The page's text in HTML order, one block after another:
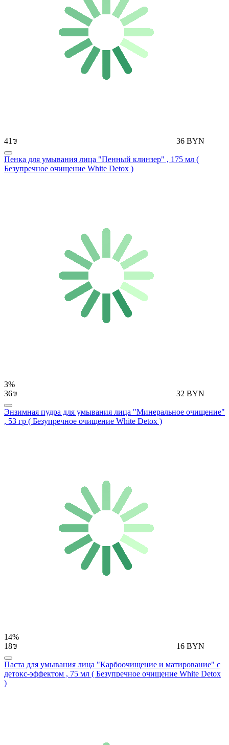
41₪ 36 BYN
Пенка для умывания лица "Пенный клинзер" , 175 мл (
Безупречное очищение White Detox )
3%
36₪
32 BYN
Энзимная пудра для умывания лица "Минеральное очищение"
, 53 гр ( Безупречное очищение White Detox )
14%
18₪
16 BYN
Паста для умывания лица "Карбоочищение и матирование" с
детокс-эффектом , 75 мл ( Безупречное очищение White Detox
)